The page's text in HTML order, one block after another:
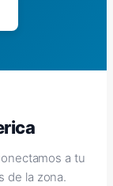
a tu
de la zona.